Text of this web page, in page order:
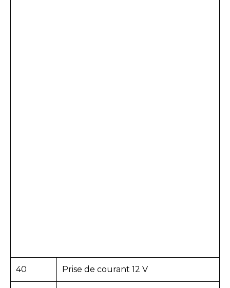
40 Prise de courant 12 V